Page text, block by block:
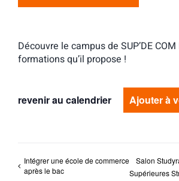
Découvre le campus de SUP’DE
formations qu’il propose !
revenir au calendrier Ajouter à
Intégrer une école de commerce
après le bac
Salon
Supérieures